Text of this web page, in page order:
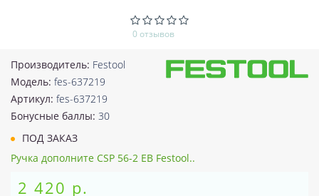
0 отзывов
Производитель: Festool
Модель: fes-637219
Артикул: fes-637219
Бонусные баллы: 30
ПОД ЗАКАЗ
Ручка дополните CSP 56-2 EB Festool..
2 420 р.